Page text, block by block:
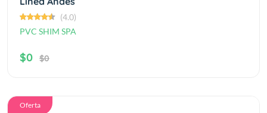
(4.0)
PVC SHIM SPA
$0 $0
Oferta